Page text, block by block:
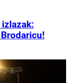
izlazak: